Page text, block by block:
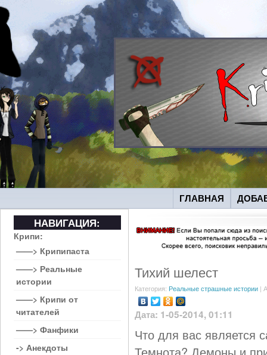
ГЛАВНАЯ
Тихий шелест
Категория: Реальные страшные истории |
Дата: 1-05-2014, 01:11
Что для вас
НАВИГАЦИЯ:
Крипи:
——> Крипипаста
——> Реальные
истории
——> Крипи от
читателей
——> Фанфики
-> Анекдоты